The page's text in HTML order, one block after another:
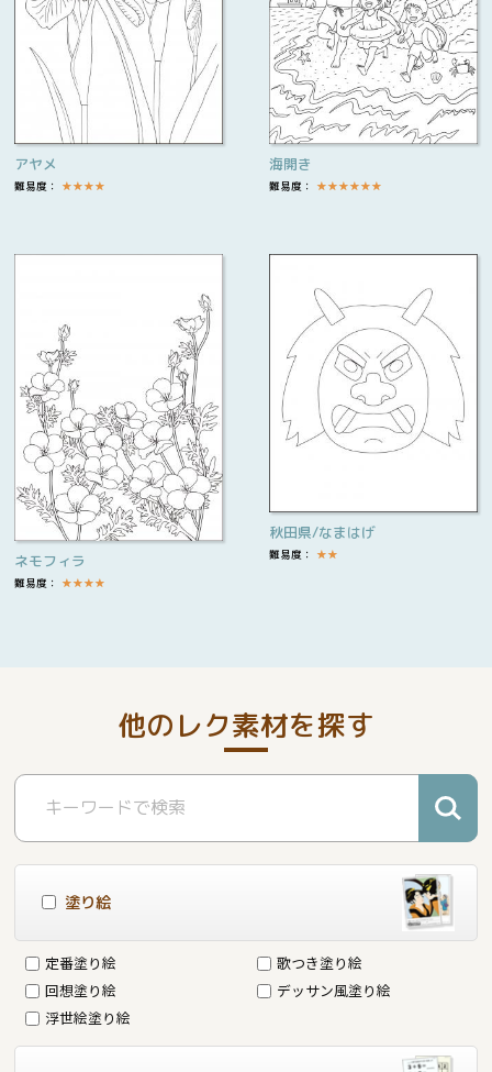
アヤメ
難易度： ★★★★
海開き
難易度： ★★★★★★
ネモフィラ
難易度： ★★★★
秋田県/なまはげ
難易度： ★★
他のレク素材を探す
塗り絵
定番塗り絵
歌つき塗り絵
回想塗り絵
デッサン風塗り絵
浮世絵塗り絵